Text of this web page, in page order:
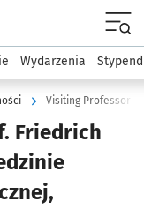
Akademicki
Wydarzenia
Friedrich